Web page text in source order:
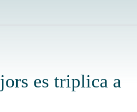
es triplica a